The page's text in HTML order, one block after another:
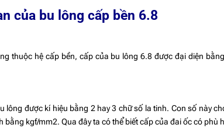
của bu lông cấp bền 6.8
thuộc hệ cấp bền, cấp của bu lông 6.8 được đại diện
lông được kí hiệu bằng 2 hay 3 chữ số la tinh. Con số này
kgf/mm2. Qua đây ta có thể biết cấp của đai ốc có phù